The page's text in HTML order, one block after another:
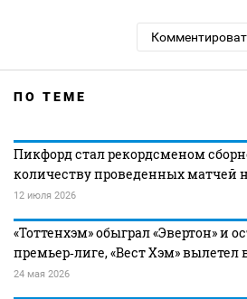
ПО ТЕМЕ
Пикфорд стал рекордсменом
количеству проведенных матчей
12 июля 2026
«Тоттенхэм» обыграл «Эвертон» и
премьер‑лиге, «Вест Хэм»
24 мая 2026